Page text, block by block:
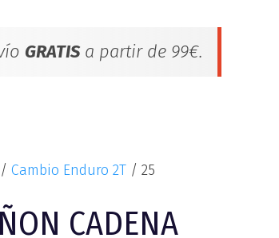
GRATISa partir de 99€.
/ Cambio Enduro 2T / 25
CADENA